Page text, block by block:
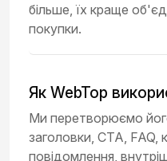
більше, їх краще
покупки.
Як WebTop
Ми перетворюємо
заголовки, CTA, FAQ,
повідомлення,